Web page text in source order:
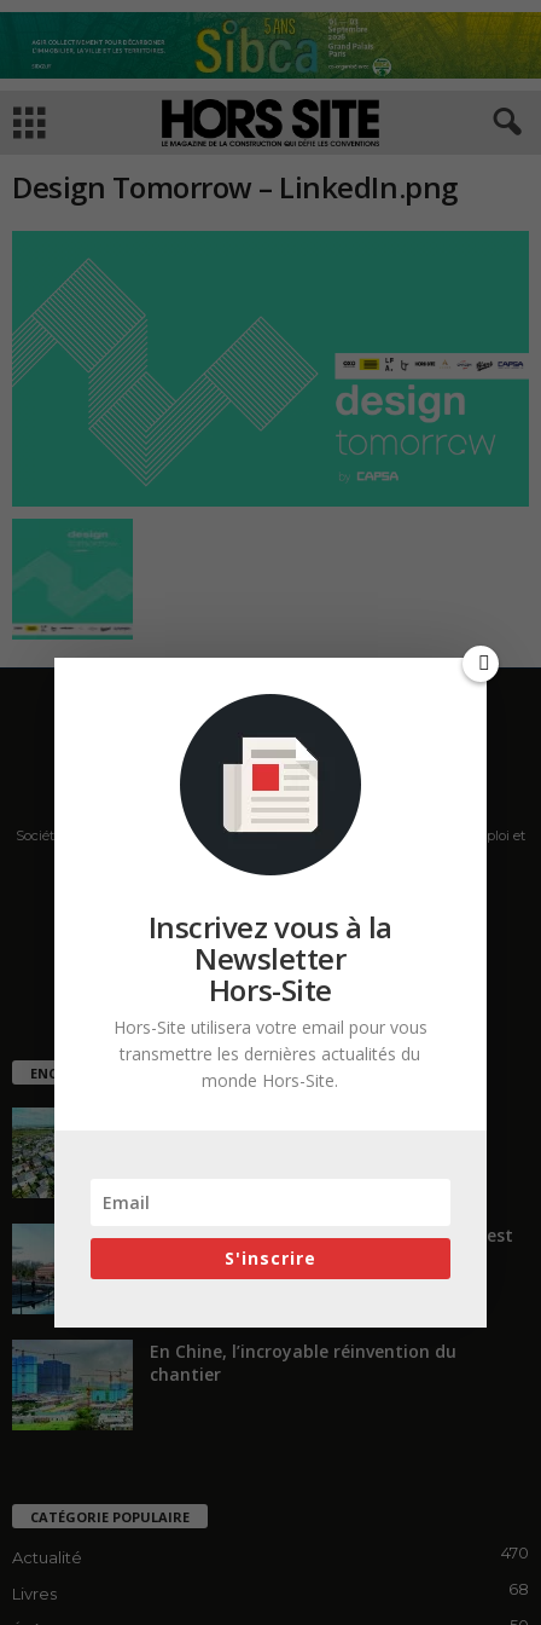
Design Tomorrow – LinkedIn.png
Société de presse, plateforme de mise en relation sur les marchés B2B, emploi et
salons s'adressant aux professionnels de la construction Hors Site.
ENCORE PLUS D'ARTICLES
« Transformer plutôt que démolir, ce n’est
pas regarder en arrière...
En Chine, l’incroyable réinvention du
chantier
CATÉGORIE POPULAIRE
Actualité 470
Livres 68
Inscrivez vous à la
Newsletter
Hors-Site
Hors-Site utilisera votre email pour vous
transmettre les dernières actualités du
monde Hors-Site.
S'inscrire